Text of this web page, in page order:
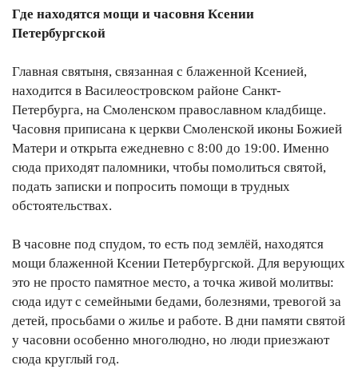
Где находятся мощи и часовня Ксении
Петербургской
Главная святыня, связанная с блаженной Ксенией,
находится в Василеостровском районе Санкт-
Петербурга, на Смоленском православном кладбище.
Часовня приписана к церкви Смоленской иконы Божией
Матери и открыта ежедневно с 8:00 до 19:00. Именно
сюда приходят паломники, чтобы помолиться святой,
подать записки и попросить помощи в трудных
обстоятельствах.
В часовне под спудом, то есть под землёй, находятся
мощи блаженной Ксении Петербургской. Для верующих
это не просто памятное место, а точка живой молитвы:
сюда идут с семейными бедами, болезнями, тревогой за
детей, просьбами о жилье и работе. В дни памяти святой
у часовни особенно многолюдно, но люди приезжают
сюда круглый год.